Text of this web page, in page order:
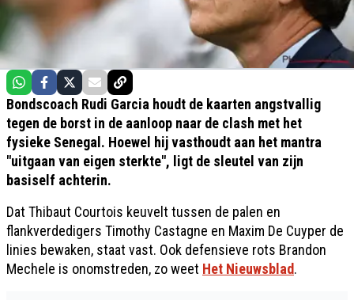
Bondscoach Rudi Garcia houdt de kaarten angstvallig
tegen de borst in de aanloop naar de clash met het
fysieke Senegal. Hoewel hij vasthoudt aan het mantra
"uitgaan van eigen sterkte", ligt de sleutel van zijn
basiself achterin.
Dat Thibaut Courtois keuvelt tussen de palen en
flankverdedigers Timothy Castagne en Maxim De Cuyper de
linies bewaken, staat vast. Ook defensieve rots Brandon
Mechele is onomstreden, zo weet Het Nieuwsblad.